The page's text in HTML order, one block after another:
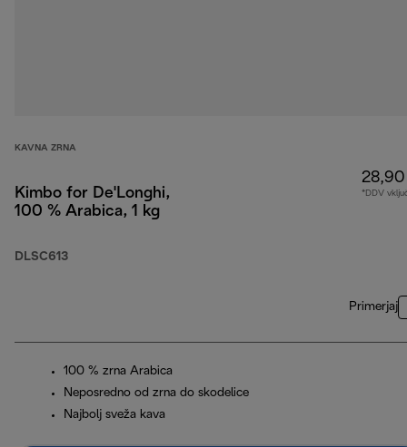
KAVNA ZRNA
Kimbo for De'Longhi,
100 % Arabica, 1 kg
DLSC613
*DDV
Primerjaj
100 % zrna Arabica
Neposredno od zrna do skodelice
Najbolj sveža kava